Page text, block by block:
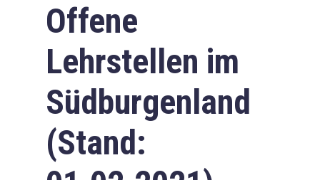
Offene
Lehrstellen im
Südburgenland
(Stand: